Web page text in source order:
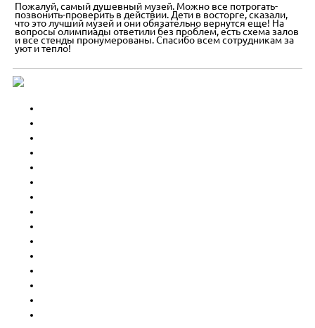
Пожалуй, самый душевный музей. Можно все потрогать-
позвонить-проверить в действии. Дети в восторге, сказали,
что это лучший музей и они обязательно вернутся еще! На
вопросы олимпиады ответили без проблем, есть схема залов
и все стенды пронумерованы. Спасибо всем сотрудникам за
уют и тепло!